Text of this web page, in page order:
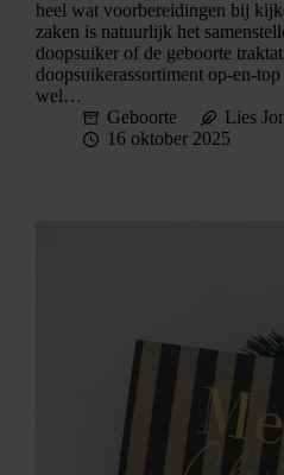
heel wat voorbereidingen bij
zaken is natuurlijk het
doopsuiker of de geboorte
doopsuikerassortiment op-en-
wel…
Geboorte
Lies
16 oktober 2025